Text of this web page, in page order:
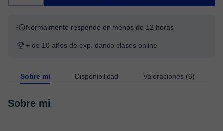
Normalmente responde en menos de 12 horas
+ de 10 años de exp. dando clases online
Sobre mi Disponibilidad Valoraciones (6)
Sobre mi